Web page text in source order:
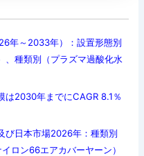
年～2033年）：設置形態別
、種類別（プラズマ過酸化水
は2030年までにCAGR 8.1％
び日本市場2026年：種類別
ロン66エアカバーヤーン）